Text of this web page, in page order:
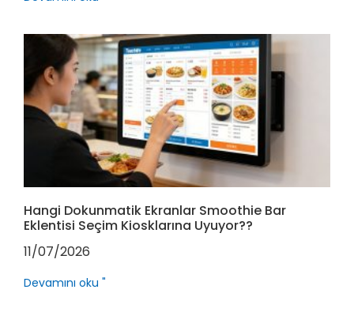
Hangi Dokunmatik Ekranlar Smoothie Bar
Eklentisi Seçim Kiosklarına Uyuyor??
11/07/2026
Devamını oku "